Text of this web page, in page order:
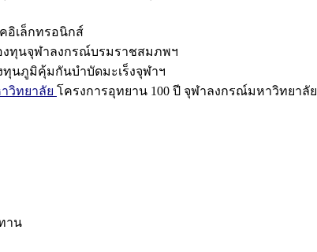
อิเล็กทรอนิกส์
งทุนจุฬาลงกรณ์บรมราชสมภพฯ
ทุนภูมิคุ้มกันบำบัดมะเร็งจุฬาฯ
วิทยาลัย โครงการอุทยาน 100 ปี จุฬาลงกรณ์มหาวิทยาลัย
าน